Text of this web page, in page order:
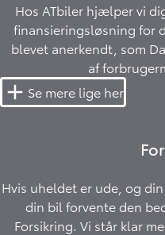
Hos ATbiler hjælper vi
finansieringsløsning for
blevet anerkendt, som
af
Se mere lige her
Hvis uheldet er ude, og
din bil forvente den
Forsikring. Vi står klar